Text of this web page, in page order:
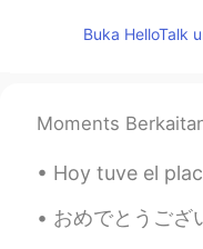
やがて、
動向、どうこ
せっかくで
言葉に甘え
Buka HelloTalk
Moments
Hoy tuve el placer de experimentar
おめでとうございます南アフリカ！！ゲームはすごく良か